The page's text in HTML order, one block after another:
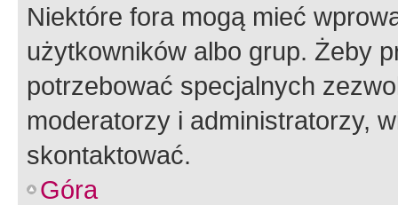
Niektóre fora mogą mieć
użytkowników albo grup. Żeby
potrzebować specjalnych
moderatorzy i administratorzy,
skontaktować.
Góra